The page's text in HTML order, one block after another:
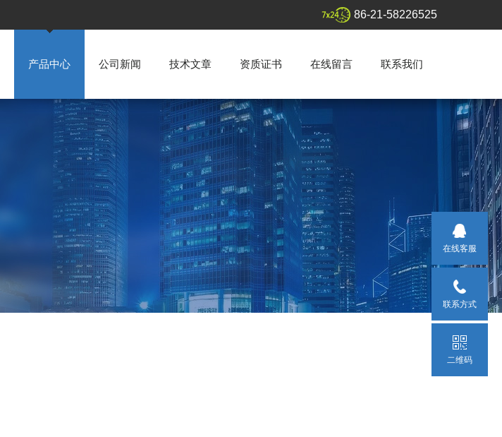
86-21-58226525
产品中心 公司新闻 技术文章 资质证书 在线留言 联系我们
在线客服
联系方式
二维码